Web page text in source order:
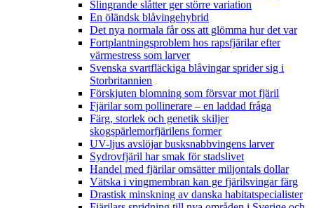
Slingrande slåtter ger större variation
En öländsk blåvingehybrid
Det nya normala får oss att glömma hur det var
Fortplantningsproblem hos rapsfjärilar efter
värmestress som larver
Svenska svartfläckiga blåvingar sprider sig i
Storbritannien
Förskjuten blomning som försvar mot fjäril
Fjärilar som pollinerare – en laddad fråga
Färg, storlek och genetik skiljer
skogspärlemorfjärilens former
UV-ljus avslöjar busksnabbvingens larver
Sydrovfjäril har smak för stadslivet
Handel med fjärilar omsätter miljontals dollar
Vätska i vingmembran kan ge fjärilsvingar färg
Drastisk minskning av danska habitatspecialister